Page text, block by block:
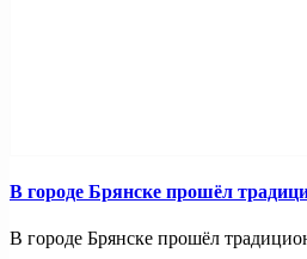
В городе Брянске прошёл
В городе Брянске прошёл